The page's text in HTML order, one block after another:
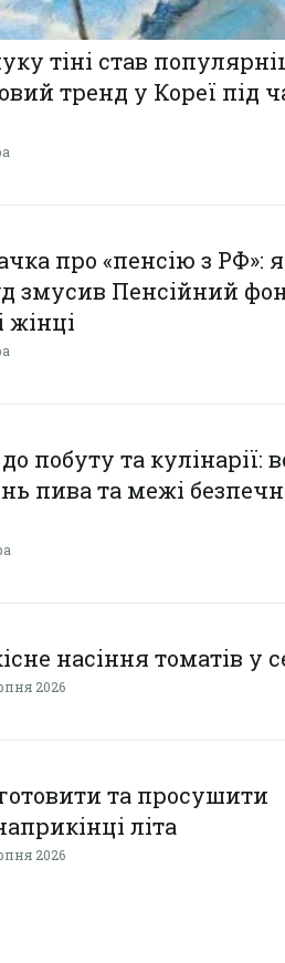
тіні став
тренд у Кореї під
про «пенсію з РФ»:
змусив Пенсійний
жінці
побуту та кулінарії:
пива та межі
насіння томатів у
2026
та просушити
літа
2026